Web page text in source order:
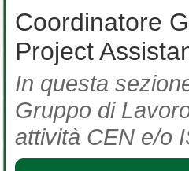
Coordinatore
Project
In questa
Gruppo di
attività CEN e/o